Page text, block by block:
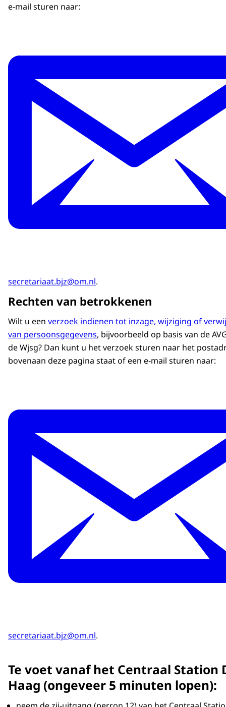
e-mail sturen naar:
secretariaat.bjz@om.nl.
Rechten van betrokkenen
Wilt u een verzoek indienen tot inzage, wijziging of
van persoonsgegevens, bijvoorbeeld op basis van de
de Wjsg? Dan kunt u het verzoek sturen naar het
bovenaan deze pagina staat of een e-mail sturen naar:
secretariaat.bjz@om.nl.
Te voet vanaf het Centraal Station
Haag (ongeveer 5 minuten lopen):